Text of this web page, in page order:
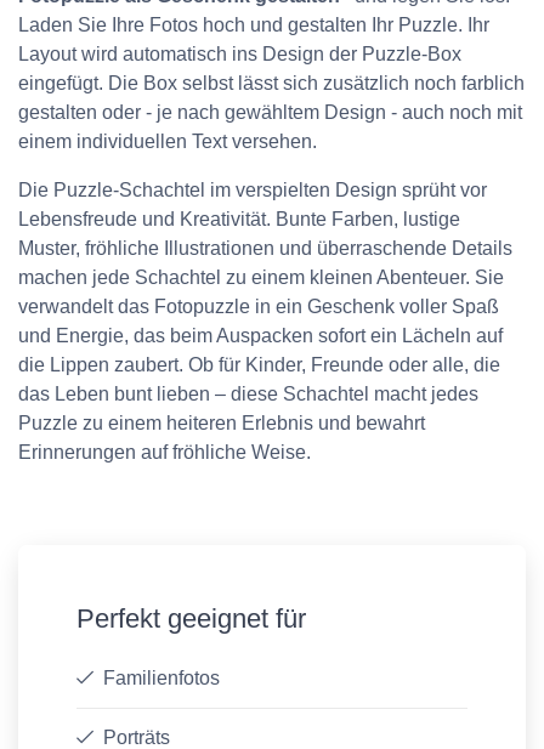
Laden Sie Ihre Fotos hoch und gestalten Ihr Puzzle. Ihr
Layout wird automatisch ins Design der Puzzle-Box
eingefügt. Die Box selbst lässt sich zusätzlich noch farblich
gestalten oder - je nach gewähltem Design - auch noch mit
einem individuellen Text versehen.
Die Puzzle-Schachtel im verspielten Design sprüht vor
Lebensfreude und Kreativität. Bunte Farben, lustige
Muster, fröhliche Illustrationen und überraschende Details
machen jede Schachtel zu einem kleinen Abenteuer. Sie
verwandelt das Fotopuzzle in ein Geschenk voller Spaß
und Energie, das beim Auspacken sofort ein Lächeln auf
die Lippen zaubert. Ob für Kinder, Freunde oder alle, die
das Leben bunt lieben – diese Schachtel macht jedes
Puzzle zu einem heiteren Erlebnis und bewahrt
Erinnerungen auf fröhliche Weise.
Perfekt geeignet für
Familienfotos
Porträts